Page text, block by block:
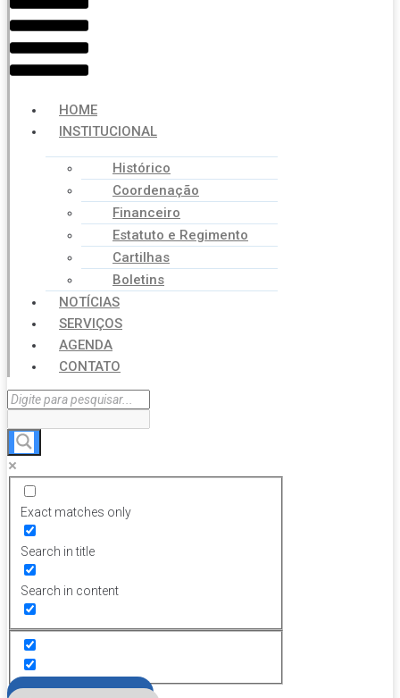
HOME
INSTITUCIONAL
Histórico
Coordenação
Financeiro
Estatuto e Regimento
Cartilhas
Boletins
NOTÍCIAS
SERVIÇOS
AGENDA
CONTATO
Exact matches only
Search in title
Search in content